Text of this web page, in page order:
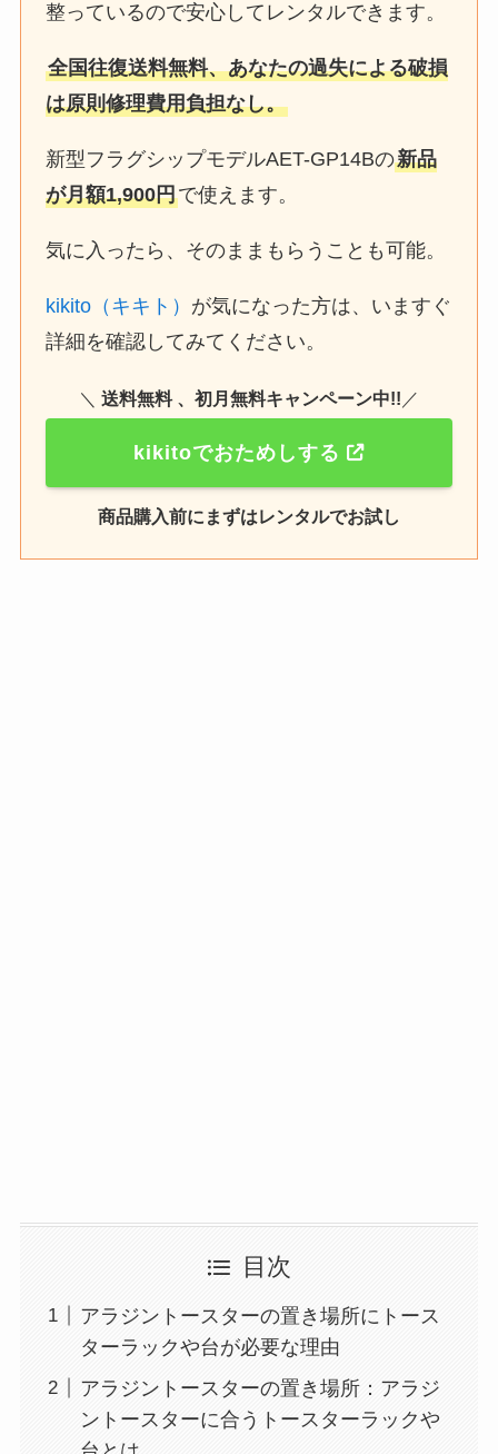
整っているので安心してレンタルできます。
全国往復送料無料、あなたの過失による破損
は原則修理費用負担なし。
新型フラグシップモデルAET-GP14Bの新品
が月額1,900円で使えます。
気に入ったら、そのままもらうことも可能。
kikito（キキト） が気になった方は、いますぐ
詳細を確認してみてください。
＼ 送料無料 、初月無料キャンペーン中!! ／
kikitoでおためしする
商品購入前にまずはレンタルでお試し
目次
アラジントースターの置き場所にトース
ターラックや台が必要な理由
アラジントースターの置き場所：アラジ
ントースターに合うトースターラックや